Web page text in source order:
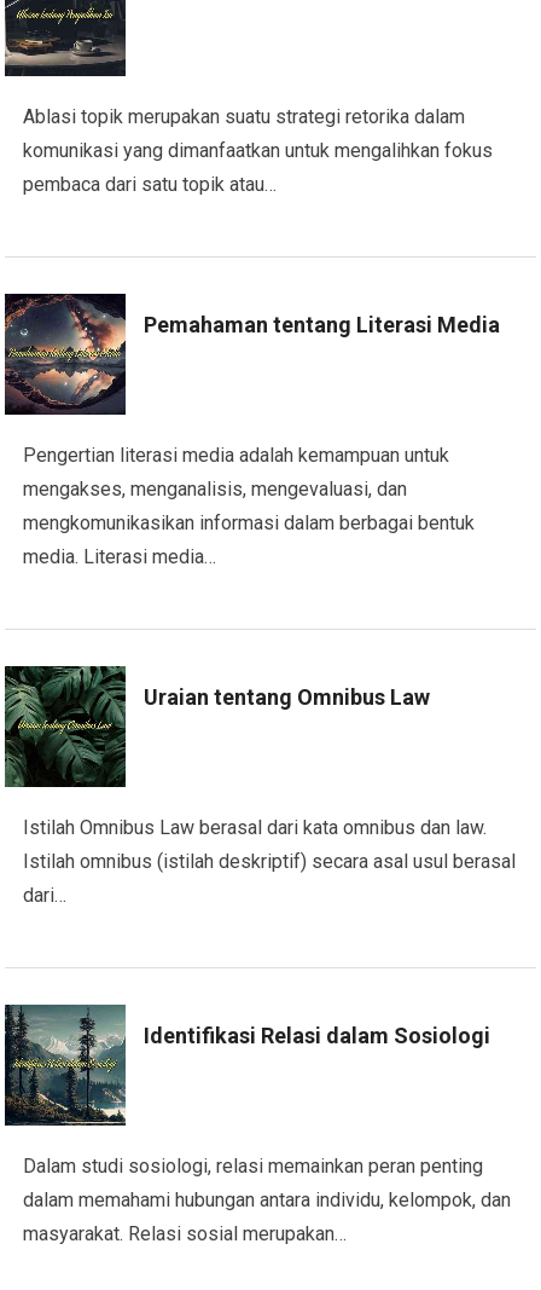
Ablasi topik merupakan suatu strategi retorika dalam
komunikasi yang dimanfaatkan untuk mengalihkan fokus
pembaca dari satu topik atau…
Pemahaman tentang Literasi Media
Pengertian literasi media adalah kemampuan untuk
mengakses, menganalisis, mengevaluasi, dan
mengkomunikasikan informasi dalam berbagai bentuk
media. Literasi media…
Uraian tentang Omnibus Law
Istilah Omnibus Law berasal dari kata omnibus dan law.
Istilah omnibus (istilah deskriptif) secara asal usul berasal
dari…
Identifikasi Relasi dalam Sosiologi
Dalam studi sosiologi, relasi memainkan peran penting
dalam memahami hubungan antara individu, kelompok, dan
masyarakat. Relasi sosial merupakan…